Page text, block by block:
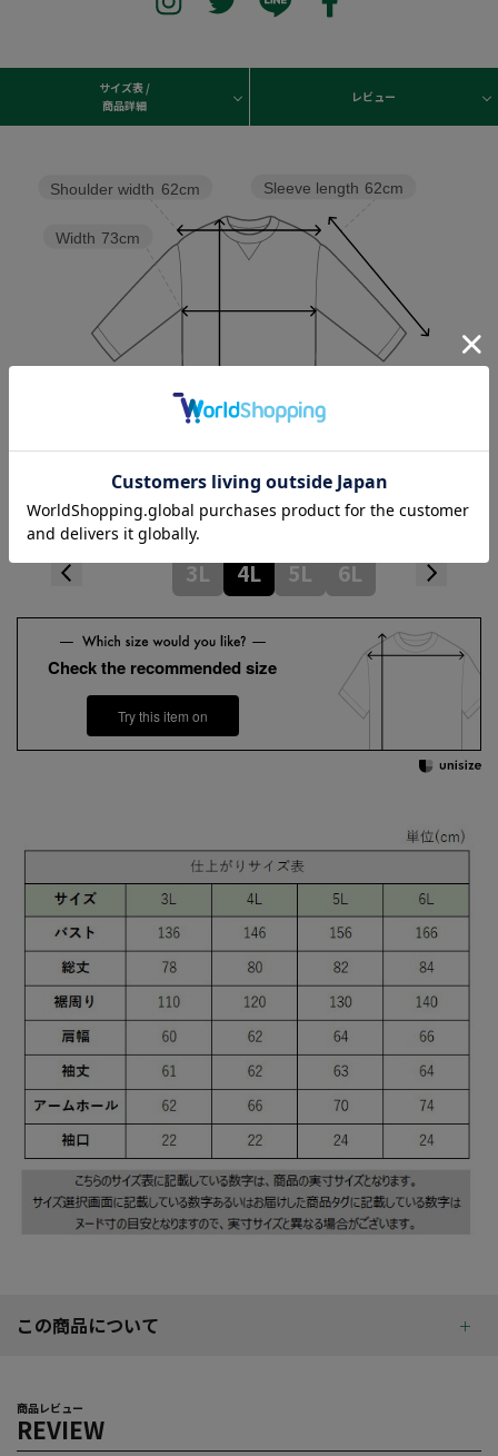
サイズ表 /
商品詳細
レビュー
Hem width
Sleeve length 62cm
80cm
Width 73cm
Shoulder width 62cm
3L 4L 5L 6L
Check the recommended size
Try this item on
この商品について
商品レビュー
REVIEW